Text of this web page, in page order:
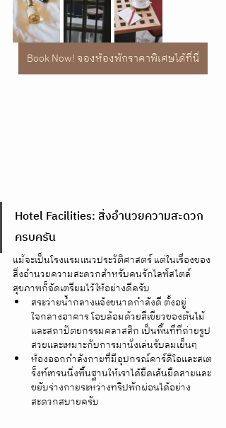
Book Now! จองห้องพักราคาพิเศษได้ที่นี่
Hotel Facilities: สิ่งอำนวยความสะดวก
ครบครัน
แม้จะเป็นโรงแรมแนวประวัติศาสตร์ แต่ในเรื่องของ
สิ่งอำนวยความสะดวกสำหรับคนรักไลฟ์สไตล์
สุขภาพก็จัดเตรียมไว้ให้อย่างดีครับ
สระว่ายน้ำกลางแจ้งขนาดกำลังดี ตั้งอยู่
ใจกลางอาคาร โอบล้อมด้วยสีเขียวของต้นไม้
และสถาปัตยกรรมคลาสสิก เป็นพื้นที่ที่ถ่ายรูป
สวยและเหมาะกับการมานั่งเล่นรับลมเย็นๆ
ห้องออกกำลังกายที่มีอุปกรณ์คาร์ดิโอและสเต
ร็งท์เทรนนิ่งพื้นฐานให้เราได้ยืดเส้นยืดสายและ
ขยับร่างกายระหว่างทริปพักผ่อนได้อย่าง
สะดวกสบายครับ